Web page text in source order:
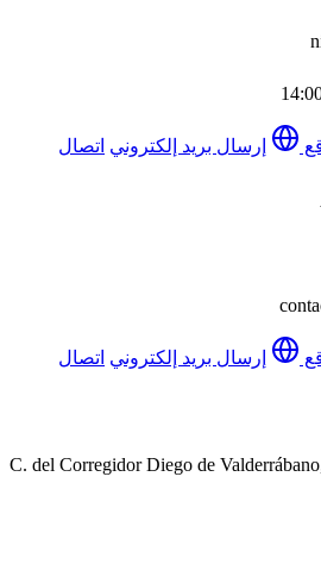
إرسال بريد إلكتروني اتصال
إرسال بريد إلكتروني اتصال
C. del Corregidor Diego de